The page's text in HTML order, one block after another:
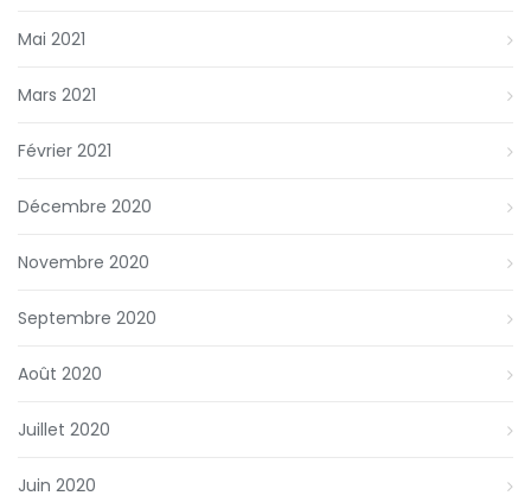
Mai 2021
Mars 2021
Février 2021
Décembre 2020
Novembre 2020
Septembre 2020
Août 2020
Juillet 2020
Juin 2020